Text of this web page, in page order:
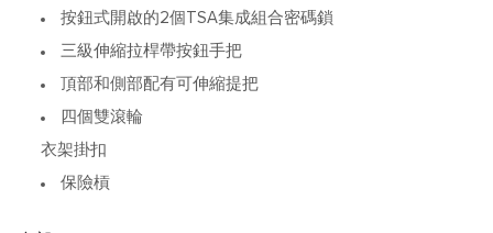
按鈕式開啟的2個TSA集成組合密碼鎖
三級伸縮拉桿帶按鈕手把
頂部和側部配有可伸縮提把
四個雙滾輪
衣架掛扣
保險槓